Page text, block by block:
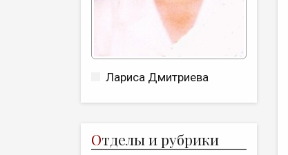
Лариса Дмитриева
Отделы и рубрики